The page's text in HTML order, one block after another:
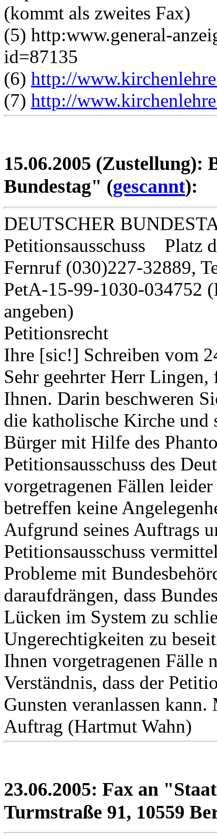
(kommt als zweites Fax)
(5) http:www.general-
id=87135
(6) http://
(7) http://
15.06.2005 (Zustellung):
Bundestag" (gescannt):
DEUTSCHER
Petitionsausschuss Platz
Fernruf (030)227-32889,
PetA-15-99-1030-034752
angeben)
Petitionsrecht
Ihre [sic!] Schreiben vom
Sehr geehrter Herr
Ihnen. Darin beschweren
die katholische Kirche und
Bürger mit Hilfe des
Petitionsausschuss des
vorgetragenen Fällen
betreffen keine
Aufgrund seines Auftrags
Petitionsausschuss
Probleme mit
daraufdrängen, dass
Lücken im System zu
Ungerechtigkeiten zu
Ihnen vorgetragenen Fälle
Verständnis, dass der
Gunsten veranlassen
Auftrag (Hartmut Wahn)
23.06.2005: Fax an
Turmstraße 91, 10559